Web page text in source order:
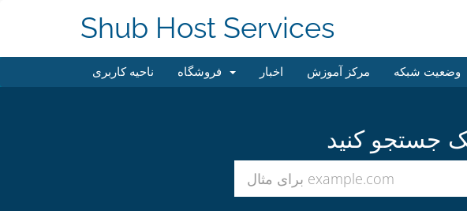
Shub Host Services
ناحیه کاربری اخبار مرکز آموزش وضعیت شبکه